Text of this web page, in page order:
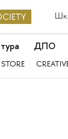
ДПО
STORE